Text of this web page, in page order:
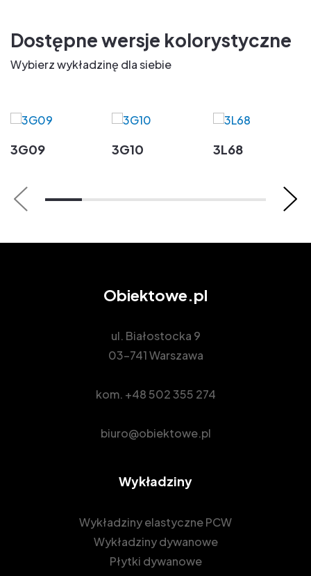
Dostępne wersje kolorystyczne
Wybierz wykładzinę dla siebie
3G09 3G10 3L68
Obiektowe.pl
ul. Białostocka 9
03-741 Warszawa
kom. +48 502 355 274
biuro@obiektowe.pl
Wykładziny
Wykładziny elastyczne PCW
Wykładziny dywanowe
Płytki dywanowe